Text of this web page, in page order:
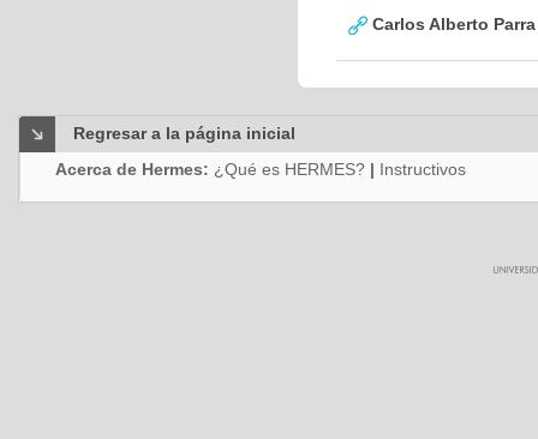
Carlos Alberto
Regresar a la página inicial
Acerca de Hermes: ¿Qué es HERMES? | Instructivos